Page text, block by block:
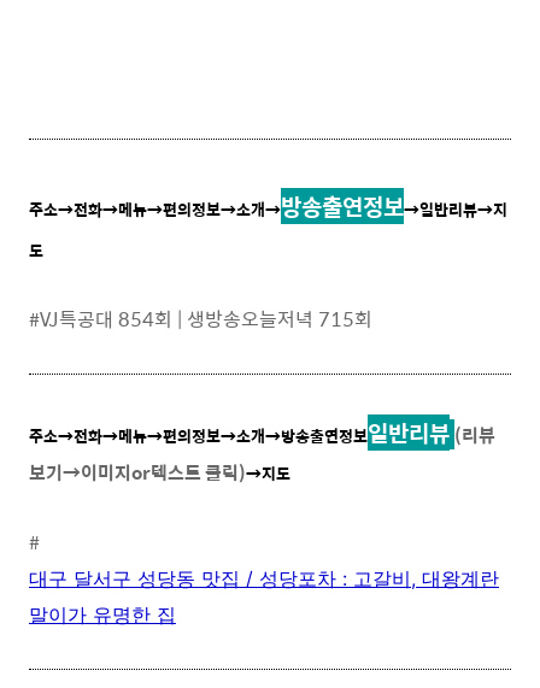
주소→전화→메뉴→편의정보→소개→방송출연정보→일반리뷰→지
도
#VJ특공대 854회 | 생방송오늘저녁 715회
주소→전화→메뉴→편의정보→소개→방송출연정보일반리뷰 (리뷰
보기→이미지or텍스트 클릭)→지도
#
대구 달서구 성당동 맛집 / 성당포차 : 고갈비, 대왕계란
말이가 유명한 집